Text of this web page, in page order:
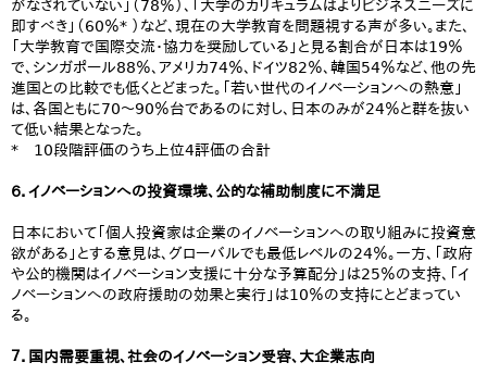
がなされていない」（78％）、「大学のカリキュラムはよりビジネスニーズに
即すべき」（60％* ）など、現在の大学教育を問題視する声が多い。また、
「大学教育で国際交流・協力を奨励している」と見る割合が日本は19％
で、シンガポール88％、アメリカ74％、ドイツ82％、韓国54％など、他の先
進国との比較でも低くとどまった。「若い世代のイノベーションへの熱意」
は、各国ともに70～90％台であるのに対し、日本のみが24％と群を抜い
て低い結果となった。
* 10段階評価のうち上位4評価の合計
６．イノベーションへの投資環境、公的な補助制度に不満足
日本において「個人投資家は企業のイノベーションへの取り組みに投資意
欲がある」とする意見は、グローバルでも最低レベルの24％。一方、「政府
や公的機関はイノベーション支援に十分な予算配分」は25％の支持、「イ
ノベーションへの政府援助の効果と実行」は10％の支持にとどまってい
る。
７．国内需要重視、社会のイノベーション受容、大企業志向